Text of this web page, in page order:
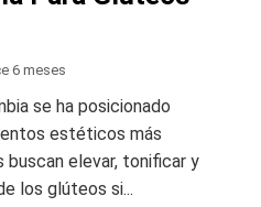
6 meses
se ha posicionado
estéticos más
buscan elevar, tonificar y
los glúteos si...